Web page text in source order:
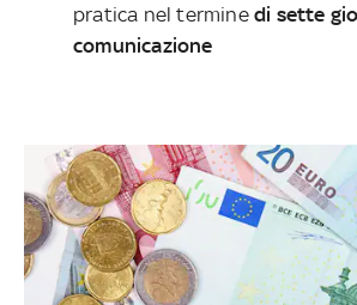
pratica nel terminedi sette
comunicazione